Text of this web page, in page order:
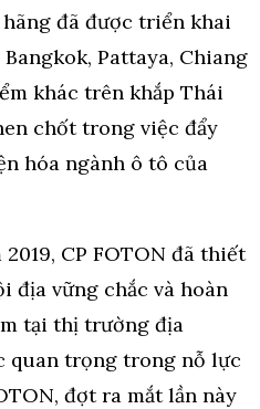
đã được triển khai
Pattaya, Chiang
khác trên khắp Thái
chốt trong việc đẩy
hóa ngành ô tô của
CP FOTON đã thiết
địa vững chắc và hoàn
tại thị trường địa
quan trọng trong nỗ lực
đợt ra mắt lần này